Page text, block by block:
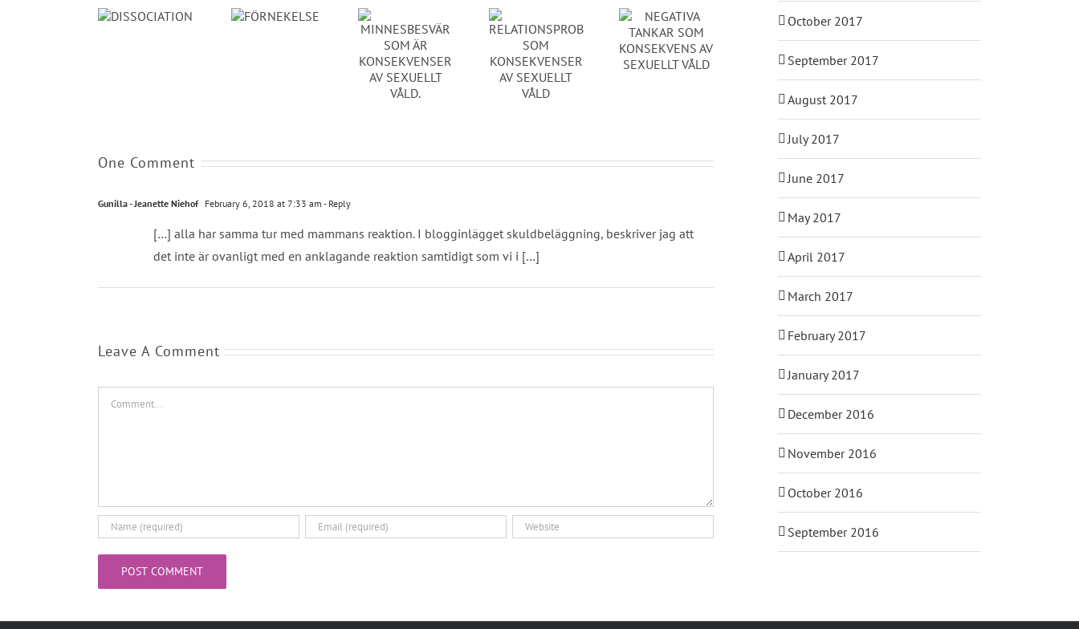
MINNESBESVÄR
KONSEKVENSER
RELATIONSPROBLEM
SOM
KONSEKVENSER
AV
SOM
KONSEKVENS
AV
DISSOCIATION
FÖRNEKELSE
SOM ÄR
AV
One Comment
Gunilla - Jeanette Niehof February 6, 2018 at 7:33 am - Reply
[…] alla har samma tur med mammans reaktion. I blogginlägget skuldbeläggning, beskriver jag att
det inte är ovanligt med en anklagande reaktion samtidigt som vi i […]
Leave A Comment
Comment
October 2017
September 2017
August 2017
July 2017
June 2017
May 2017
April 2017
March 2017
February 2017
January 2017
December 2016
November 2016
October 2016
September 2016